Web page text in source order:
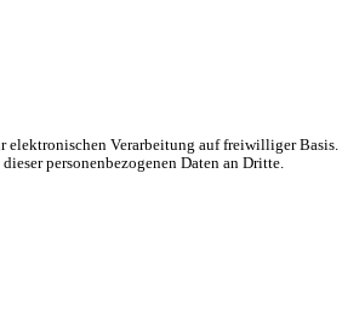
elektronischen Verarbeitung auf freiwilliger
personenbezogenen Daten an Dritte.